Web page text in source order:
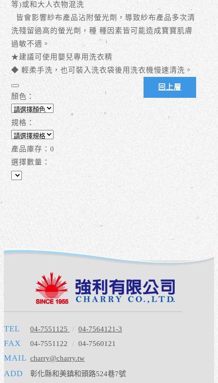
等)或和大人衣物混洗
皆會影響紗布產品沾附螢光劑，導致紗布產品多次清
洗殘留過高的螢光劑，種 種因素皆可能造成寶寶肌膚
過敏不適。
★建議可使用嬰兒專用洗衣精
◆ 輕柔手洗，也可裝入洗衣袋後用洗衣機慢速清洗。
回上層
顏色：
規格：
產品庫存： 0
選擇數量：
TEL 04-7551125 / 04-7564121-3
FAX 04-7551122 / 04-7560121
MAIL charry@charry.tw
ADD 彰化縣和美鎮和頭路524巷7號